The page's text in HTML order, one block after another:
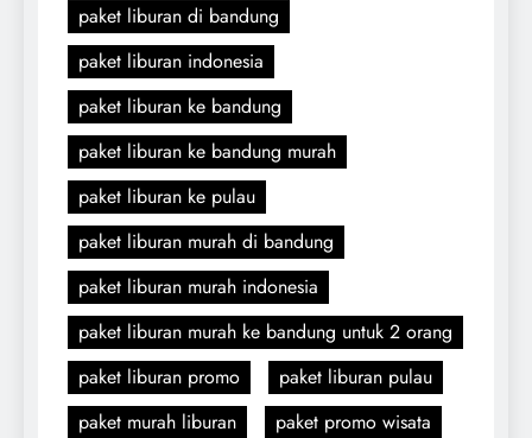
paket liburan di bandung
paket liburan indonesia
paket liburan ke bandung
paket liburan ke bandung murah
paket liburan ke pulau
paket liburan murah di bandung
paket liburan murah indonesia
paket liburan murah ke bandung untuk 2 orang
paket liburan promo
paket liburan pulau
paket murah liburan
paket promo wisata